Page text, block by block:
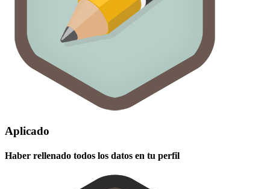
Aplicado
Haber rellenado todos los datos en tu perfil